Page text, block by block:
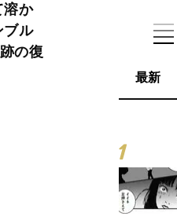
溶か
ブル
の復
最新